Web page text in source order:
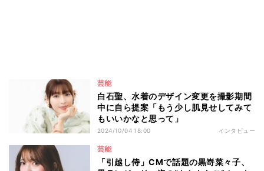
芸能
白石聖、水着のデザイン変更を撮影期間
中に自ら提案「もう少し肌見せしてみて
もいいかなと思って」
2024/10/04 18:00 インタビュー
芸能
「引越し侍」CMで話題の黒嵜菜々子、